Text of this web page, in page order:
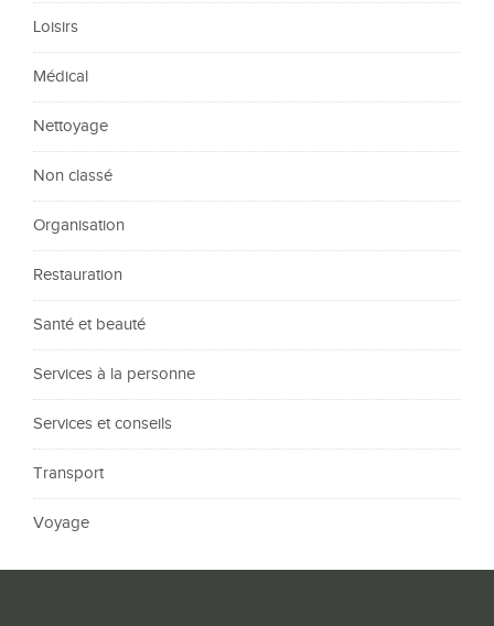
Loisirs
Médical
Nettoyage
Non classé
Organisation
Restauration
Santé et beauté
Services à la personne
Services et conseils
Transport
Voyage